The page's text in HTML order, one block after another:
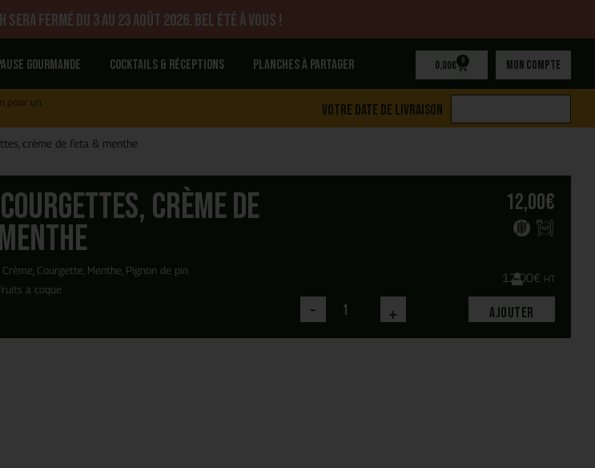
fermé du 3 au 23 août 2026. Bel été à vous !
gourmande Cocktails & réceptions Planches à partager 0,00€ 0 Mon compte
pour un
Votre date de livraison
crème de feta & menthe
courgettes, crème de
Crème, Courgette, Menthe, Pignon de pin
a coque
12,00€
12,00€ HT
- + Ajouter